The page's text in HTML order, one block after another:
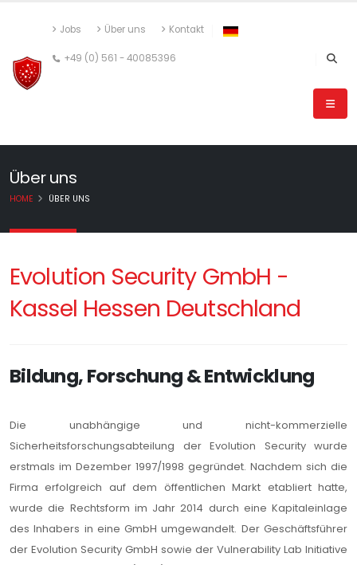
Jobs Über uns Kontakt
+49 (0) 561 - 40085396
Über uns
HOME ÜBER UNS
Evolution Security GmbH -
Kassel Hessen Deutschland
Bildung, Forschung & Entwicklung
Die unabhängige und nicht-kommerzielle
Sicherheitsforschungsabteilung der Evolution Security wurde
erstmals im Dezember 1997/1998 gegründet. Nachdem sich die
Firma erfolgreich auf dem öffentlichen Markt etabliert hatte,
wurde die Rechtsform im Jahr 2014 durch eine Kapitaleinlage
des Inhabers in eine GmbH umgewandelt. Der Geschäftsführer
der Evolution Security GmbH sowie der Vulnerability Lab Initiative